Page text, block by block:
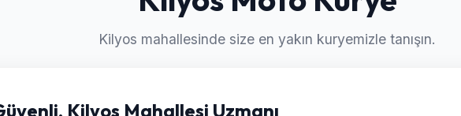
Kilyos mahallesinde size en yakın kuryemizle tanışın.
Kilyos Mahallesi Uzmanı